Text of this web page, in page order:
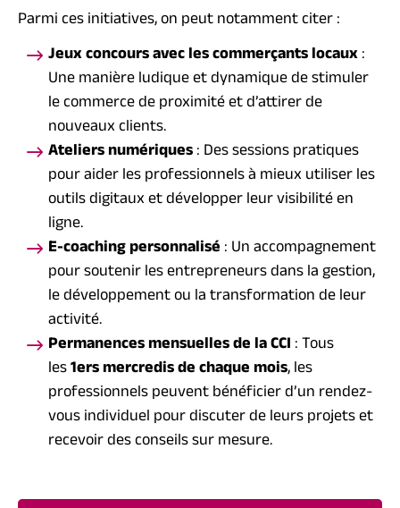
Parmi ces initiatives, on peut notamment citer :
Jeux concours avec les commerçants locaux:
Une manière ludique et dynamique de stimuler
le commerce de proximité et d’attirer de
nouveaux clients.
Ateliers numériques: Des sessions pratiques
pour aider les professionnels à mieux utiliser les
outils digitaux et développer leur visibilité en
ligne.
E-coaching personnalisé: Un accompagnement
pour soutenir les entrepreneurs dans la gestion,
le développement ou la transformation de leur
activité.
Permanences mensuelles de la CCI: Tous
les1ers mercredis de chaque mois, les
professionnels peuvent bénéficier d’un rendez-
vous individuel pour discuter de leurs projets et
recevoir des conseils sur mesure.